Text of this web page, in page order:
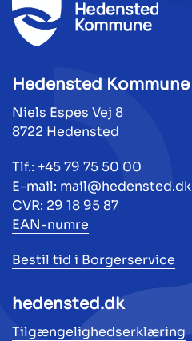
Hedensted Kommune
Niels Espes Vej 8
8722 Hedensted
Tlf.: +45 79 75 50 00
E-mail: mail@hedensted.dk
CVR: 29 18 95 87
EAN-numre
Bestil tid i Borgerservice
hedensted.dk
Tilgængelighedserklæring